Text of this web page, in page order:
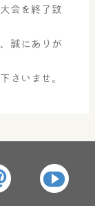
会を終了致
誠にありが
さいませ。